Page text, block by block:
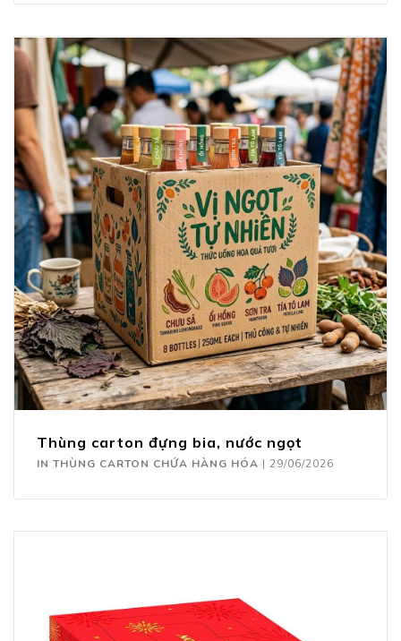
Thùng carton đựng bia, nước ngọt
IN THÙNG CARTON CHỨA HÀNG HÓA | 29/06/2026